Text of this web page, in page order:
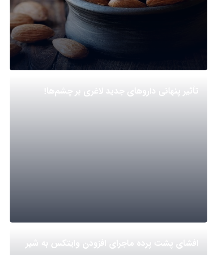
تأثیر پنهانی داروهای جدید لاغری بر چشم‌ها!
افشای پشت پرده ماجرای افزودن وایتکس به شیر